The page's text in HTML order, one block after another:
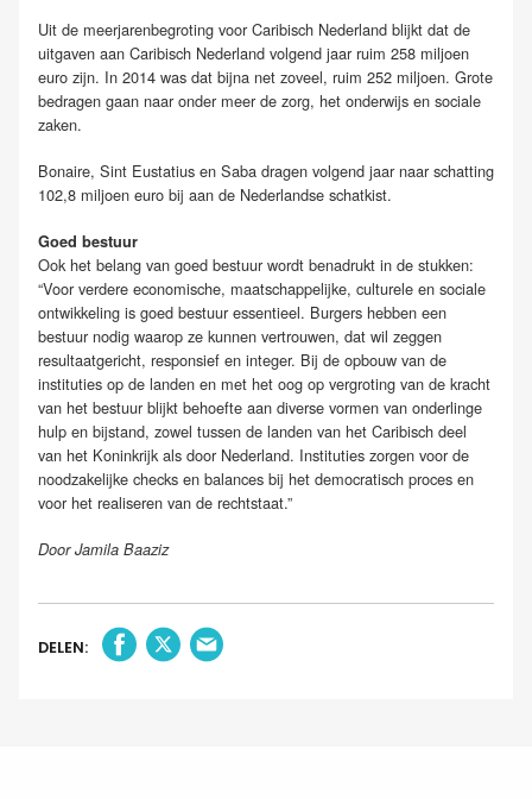
Uit de meerjarenbegroting voor Caribisch Nederland blijkt dat de
uitgaven aan Caribisch Nederland volgend jaar ruim 258 miljoen
euro zijn. In 2014 was dat bijna net zoveel, ruim 252 miljoen. Grote
bedragen gaan naar onder meer de zorg, het onderwijs en sociale
zaken.
Bonaire, Sint Eustatius en Saba dragen volgend jaar naar schatting
102,8 miljoen euro bij aan de Nederlandse schatkist.
Goed bestuur
Ook het belang van goed bestuur wordt benadrukt in de stukken:
“Voor verdere economische, maatschappelijke, culturele en sociale
ontwikkeling is goed bestuur essentieel. Burgers hebben een
bestuur nodig waarop ze kunnen vertrouwen, dat wil zeggen
resultaatgericht, responsief en integer. Bij de opbouw van de
instituties op de landen en met het oog op vergroting van de kracht
van het bestuur blijkt behoefte aan diverse vormen van onderlinge
hulp en bijstand, zowel tussen de landen van het Caribisch deel
van het Koninkrijk als door Nederland. Instituties zorgen voor de
noodzakelijke checks en balances bij het democratisch proces en
voor het realiseren van de rechtstaat.”
Door Jamila Baaziz
DELEN: